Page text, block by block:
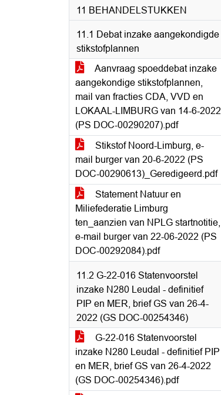
11 BEHANDELSTUKKEN
11.1 Debat inzake aangekondigde
stikstofplannen
Aanvraag spoeddebat inzake
aangekondige stikstofplannen,
mail van fracties CDA, VVD en
LOKAAL-LIMBURG van 14-6-2022
(PS DOC-00290207).pdf
Stikstof Noord-Limburg, e-
mail burger van 20-6-2022 (PS
DOC-00290613)_Geredigeerd.pdf
Statement Natuur en
Miliefederatie Limburg
ten_aanzien van NPLG startnotitie,
e-mail burger van 22-06-2022 (PS
DOC-00292084).pdf
11.2 G-22-016 Statenvoorstel
inzake N280 Leudal - definitief
PIP en MER, brief GS van 26-4-
2022 (GS DOC-00254346)
G-22-016 Statenvoorstel
inzake N280 Leudal - definitief PIP
en MER, brief GS van 26-4-2022
(GS DOC-00254346).pdf